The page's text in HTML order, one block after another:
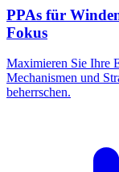
PPAs für
Fokus
Maximieren Sie Ihre
Mechanismen und
beherrschen.